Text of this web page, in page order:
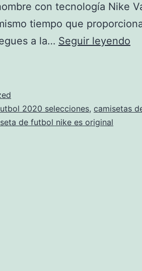
con tecnología Nike
tiempo que
a la… Seguir leyendo
2020 selecciones, camisetas
de futbol nike es original